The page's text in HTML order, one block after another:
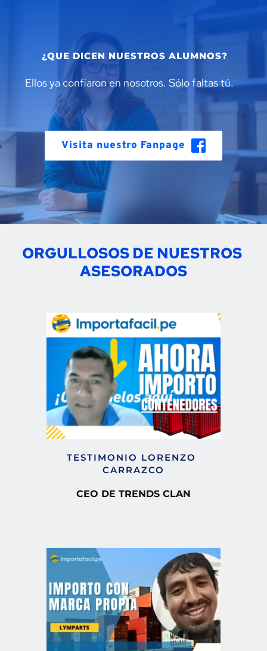
¿QUE DICEN NUESTROS ALUMNOS?
Ellos ya confiaron en nosotros. Sólo faltas tú.
Visita nuestro Fanpage
ORGULLOSOS DE NUESTROS
ASESORADOS
TESTIMONIO LORENZO
CARRAZCO
CEO DE TRENDS CLAN